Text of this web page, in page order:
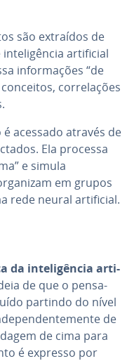
são extraídos de
ar­ti­fi­cial
in­for­ma­ções “de
cor­re­la­ções
acessado através de
Ela processa
e simula
em grupos
rede neural ar­ti­fi­cial.
da in­te­li­gên­cia ar­ti­
de que o pen­sa­
partindo do nível
de
de cima para
é expresso por